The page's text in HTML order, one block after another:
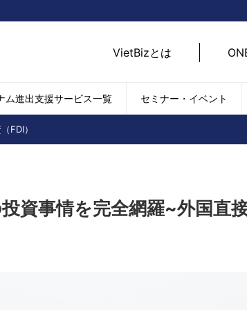
VietBizとは
ム進出支援サービス一覧 セミナー・イベント
日用消費・小売
デジタル経済・IT
外
FDI）
資事情を完全網羅~外国直